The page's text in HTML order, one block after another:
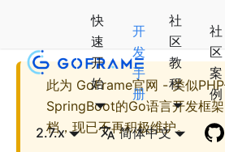
快
速
开
始
开
发
手
册
社
区
教
程
社
区
案
例
2.7.x 简体中文
此为 GoFrame官网 - 类似
SpringBoot的Go语言开发框架
档，现已不再积极维护。